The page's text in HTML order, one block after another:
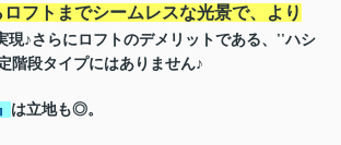
ロフトまでシームレスな光景で、より
現♪さらにロフトのデメリットである、''ハシ
階段タイプにはありません♪
は立地も◎。